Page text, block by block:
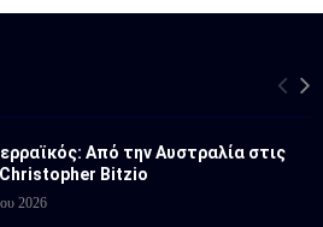
Από την Αυστραλία στις
Bitzio
2026